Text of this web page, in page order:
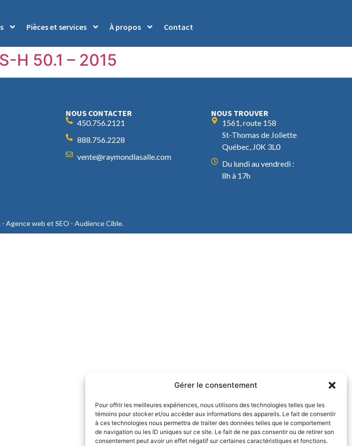
Gérer le consentement
Pour offrir les meilleures expériences, nous utilisons des technologies telles que les
témoins pour stocker et/ou accéder aux informations des appareils. Le fait de consentir
à ces technologies nous permettra de traiter des données telles que le comportement
de navigation ou les ID uniques sur ce site. Le fait de ne pas consentir ou de retirer son
consentement peut avoir un effet négatif sur certaines caractéristiques et fonctions.
Pièces et services À propos Contact
H 50.1 – 2015
NOUS CONTACTER
450.756.2121
888.756.2228
vente@raymondlasalle.com
NOUS TROUVER
1561, route 158
St-Thomas de Joliette
Québec, J0K 3L0
Du lundi au vendredi :
8h à 17h
Agence web et SEO - Audience Cible.